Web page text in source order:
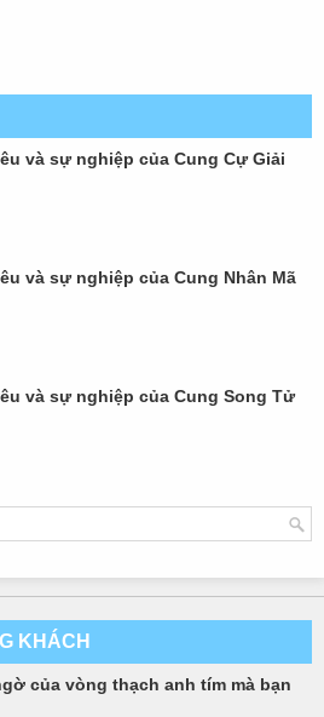
và sự nghiệp của Cung Cự Giải
và sự nghiệp của Cung Nhân Mã
và sự nghiệp của Cung Song Tử
KHÁCH
của vòng thạch anh tím mà bạn